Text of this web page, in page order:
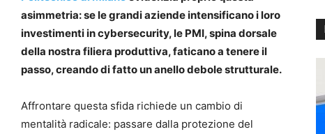
asimmetria: se le grandi aziende intensificano i loro
investimenti in cybersecurity, le PMI, spina dorsale
della nostra filiera produttiva, faticano a tenere il
passo, creando di fatto un anello debole strutturale.
Affrontare questa sfida richiede un cambio di
mentalità radicale: passare dalla protezione del